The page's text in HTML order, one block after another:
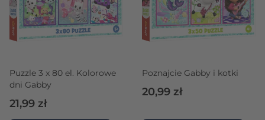
Puzzle 3 x 80 el. Kolorowe
dni Gabby
21,99 zł
Poznajcie Gabby i kotki
20,99 zł